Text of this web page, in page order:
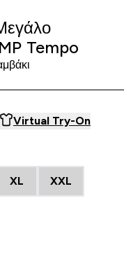
Tempo
Virtual Try-On
XL XXL